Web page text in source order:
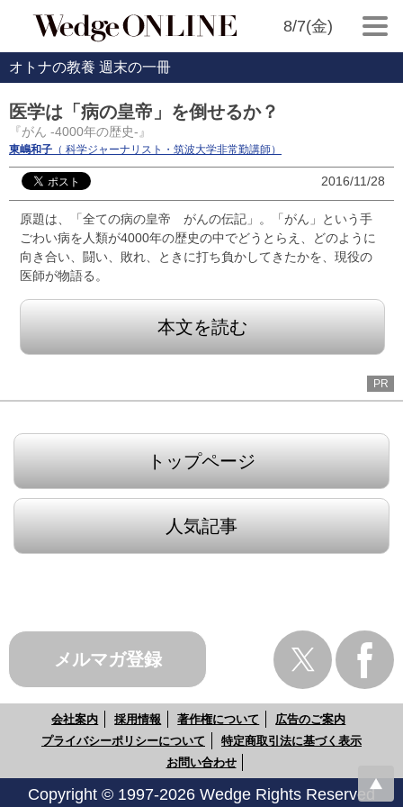
8/7(金)
オトナの教養 週末の一冊
医学は「病の皇帝」を倒せるか？
『がん ‐4000年の歴史‐』
東嶋和子 （ 科学ジャーナリスト・筑波大学非常勤講師）
2016/11/28
原題は、「全ての病の皇帝 がんの伝記」。「がん」という手
ごわい病を人類が4000年の歴史の中でどうとらえ、どのように
向き合い、闘い、敗れ、ときに打ち負かしてきたかを、現役の
医師が物語る。
本文を読む
PR
トップページ
人気記事
メルマガ登録
会社案内 採用情報 著作権について
広告のご案内
プライバシーポリシーについて
特定商取引法に基づく表示
お問い合わせ
Copyright © 1997-2026 Wedge Rights Reserved